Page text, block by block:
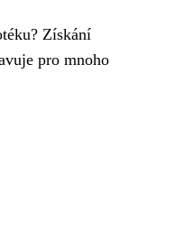
Získání
pro mnoho